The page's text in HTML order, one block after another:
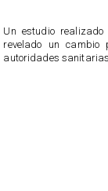
Un estudio
revelado un
autoridades sanitarias.